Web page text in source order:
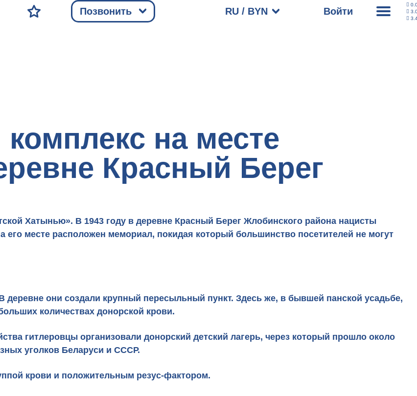
Позвонить RU / BYN Войти
на месте
Красный Берег
Хатынью». В 1943 году в деревне Красный Берег Жлобинского района нацисты
его месте расположен мемориал, покидая который большинство посетителей не могут
они создали крупный пересыльный пункт. Здесь же, в бывшей панской усадьбе,
количествах донорской крови.
гитлеровцы организовали донорский детский лагерь, через который прошло около
уголков Беларуси и СССР.
крови и положительным резус-фактором.